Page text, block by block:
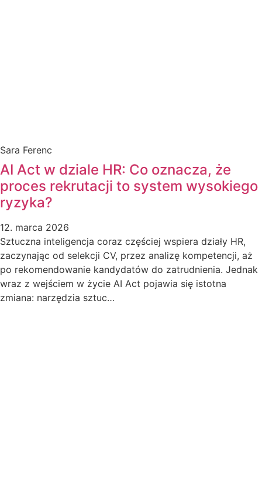
Sara Ferenc
AI Act w dziale HR: Co oznacza, że
proces rekrutacji to system wysokiego
ryzyka?
12. marca 2026
Sztuczna inteligencja coraz częściej wspiera działy HR,
zaczynając od selekcji CV, przez analizę kompetencji, aż
po rekomendowanie kandydatów do zatrudnienia. Jednak
wraz z wejściem w życie AI Act pojawia się istotna
zmiana: narzędzia sztuc…